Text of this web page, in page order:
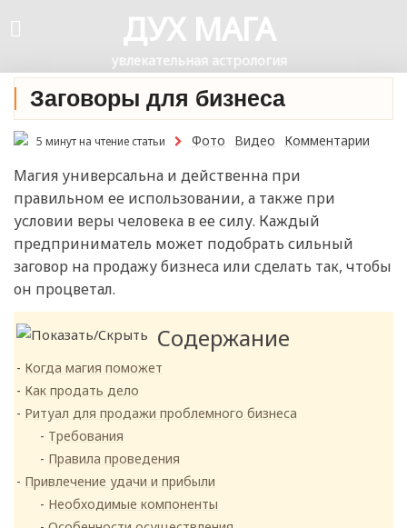
ДУХ МАГА
увлекательная астрология
Заговоры для бизнеса
5 минут на чтение статьи Фото Видео Комментарии
Магия универсальна и действенна при
правильном ее использовании, а также при
условии веры человека в ее силу. Каждый
предприниматель может подобрать сильный
заговор на продажу бизнеса или сделать так, чтобы
он процветал.
Содержание
Когда магия поможет
Как продать дело
Ритуал для продажи проблемного бизнеса
Требования
Правила проведения
Привлечение удачи и прибыли
Необходимые компоненты